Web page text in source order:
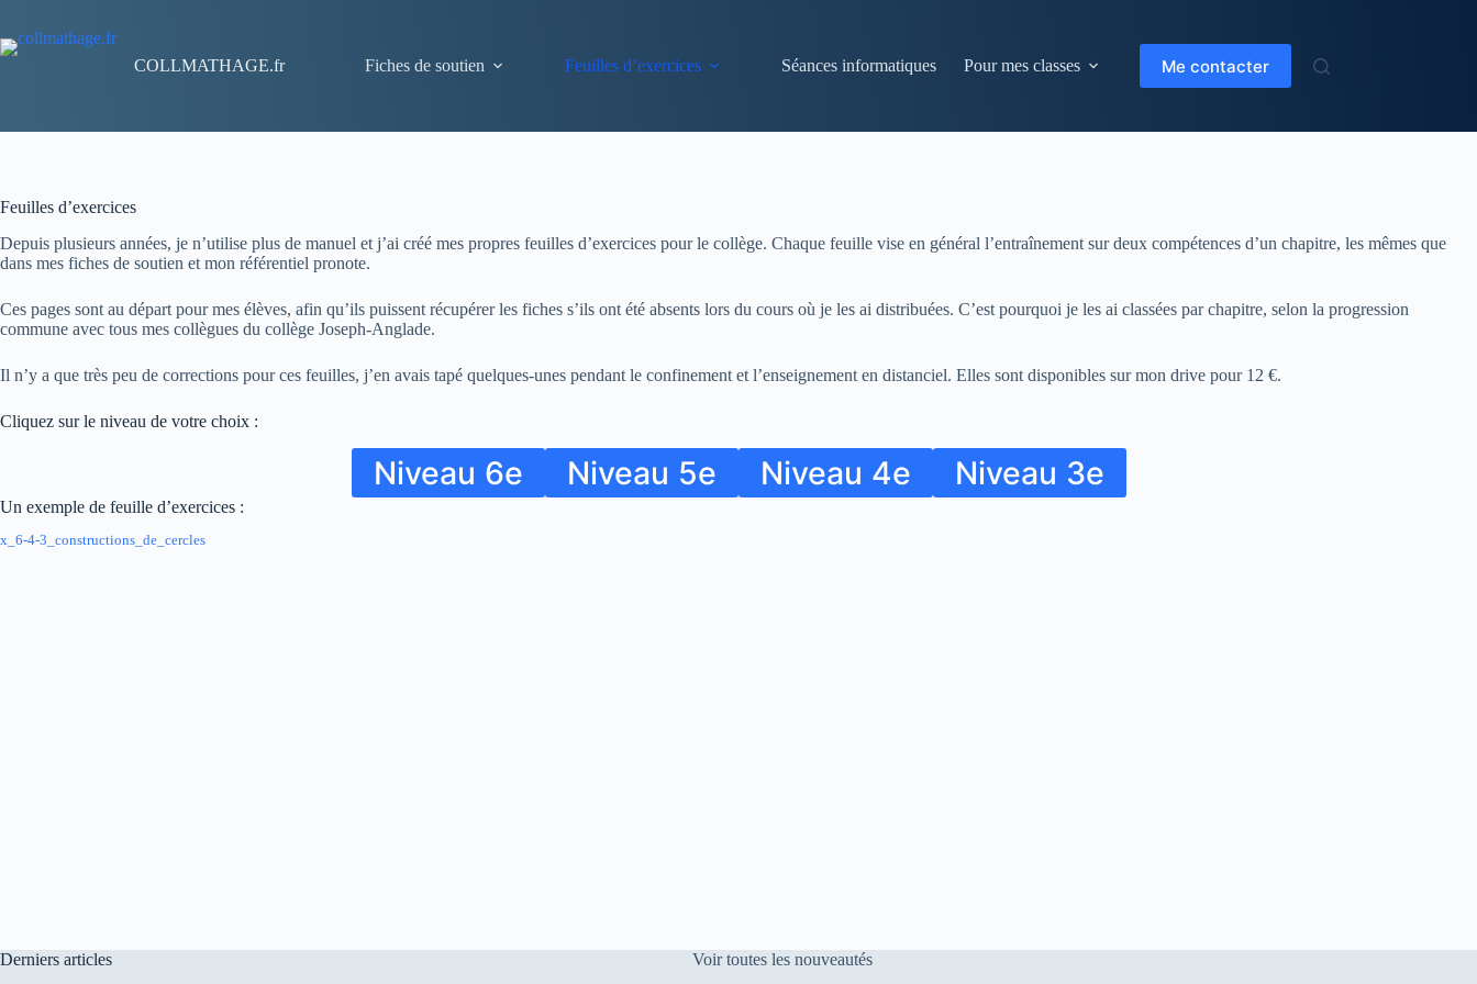
COLLMATHAGE.fr Fiches de soutien Feuilles d’exercices Séances informatiques Pour mes classes Me contacter
Feuilles d’exercices
Depuis plusieurs années, je n’utilise plus de manuel et j’ai créé mes propres feuilles d’exercices pour le collège. Chaque feuille vise en général l’entraînement sur deux compétences d’un chapitre, les mêmes que
dans mes fiches de soutien et mon référentiel pronote.
Ces pages sont au départ pour mes élèves, afin qu’ils puissent récupérer les fiches s’ils ont été absents lors du cours où je les ai distribuées. C’est pourquoi je les ai classées par chapitre, selon la progression
commune avec tous mes collègues du collège Joseph-Anglade.
Il n’y a que très peu de corrections pour ces feuilles, j’en avais tapé quelques-unes pendant le confinement et l’enseignement en distanciel. Elles sont disponibles sur mon drive pour 12 €.
Cliquez sur le niveau de votre choix :
Niveau 6e Niveau 5e Niveau 4e Niveau 3e
Un exemple de feuille d’exercices :
x_6-4-3_constructions_de_cercles
Derniers articles Voir toutes les nouveautés